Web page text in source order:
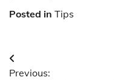
Posted in Tips
Previous: